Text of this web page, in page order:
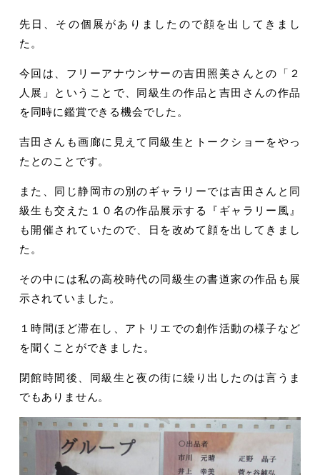
先日、その個展がありましたので顔を出してきまし
た。
今回は、フリーアナウンサーの吉田照美さんとの「２
人展」ということで、同級生の作品と吉田さんの作品
を同時に鑑賞できる機会でした。
吉田さんも画廊に見えて同級生とトークショーをやっ
たとのことです。
また、同じ静岡市の別のギャラリーでは吉田さんと同
級生も交えた１０名の作品展示する『ギャラリー風』
も開催されていたので、日を改めて顔を出してきまし
た。
その中には私の高校時代の同級生の書道家の作品も展
示されていました。
１時間ほど滞在し、アトリエでの創作活動の様子など
を聞くことができました。
閉館時間後、同級生と夜の街に繰り出したのは言うま
でもありません。